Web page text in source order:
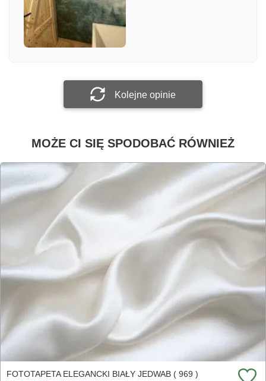
Załącz zdjęcie
Kolejne opinie
MOŻE CI SIĘ SPODOBAĆ RÓWNIEŻ
FOTOTAPETA ELEGANCKI BIAŁY JEDWAB ( 969 )